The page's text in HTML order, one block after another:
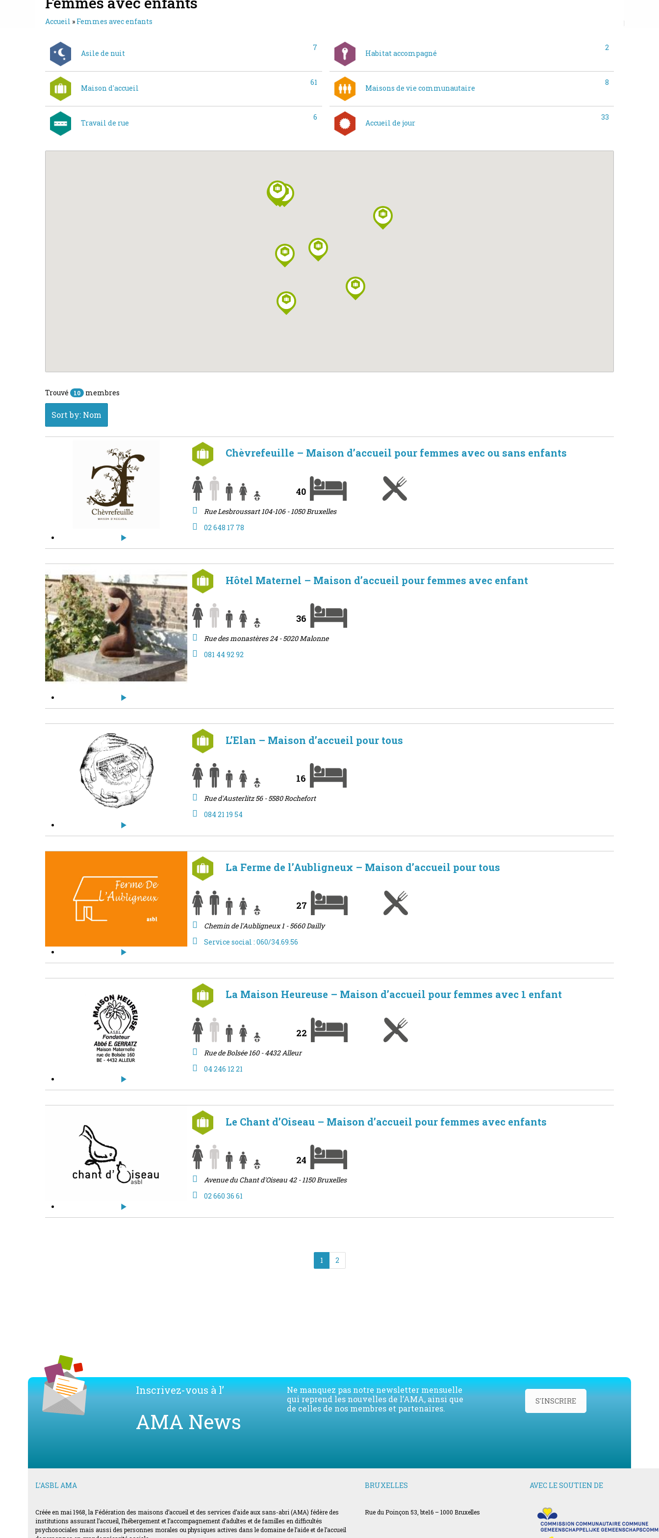
Accueil » Femmes avec enfants
Asile de nuit
7
Habitat accompagné
2
Maison d'accueil
61
Maisons de vie communautaire
8
Travail de rue
6
Accueil de jour
33
Trouvé 10 membres
Sort by: Nom
Chèvrefeuille – Maison d’accueil pour femmes avec ou sans enfants
40
Rue Lesbroussart 104-106 - 1050 Bruxelles
02 648 17 78
Hôtel Maternel – Maison d’accueil pour femmes avec enfant
36
Rue des monastères 24 - 5020 Malonne
081 44 92 92
L’Elan – Maison d’accueil pour tous
16
Rue d'Austerlitz 56 - 5580 Rochefort
084 21 19 54
La Ferme de l’Aubligneux – Maison d’accueil pour tous
27
Chemin de l'Aubligneux 1 - 5660 Dailly
Service social : 060/34.69.56
La Maison Heureuse – Maison d’accueil pour femmes avec 1 enfant
22
Rue de Bolsée 160 - 4432 Alleur
04 246 12 21
Le Chant d’Oiseau – Maison d’accueil pour femmes avec enfants
24
Avenue du Chant d'Oiseau 42 - 1150 Bruxelles
02 660 36 61
1 2
Inscrivez-vous à l’
AMA News
Ne manquez pas notre newsletter mensuelle
qui reprend les nouvelles de l’AMA, ainsi que
de celles de nos membres et partenaires.
S'INSCRIRE
L’ASBL AMA
Créée en mai 1968, la Fédération des maisons d’accueil et des services d’aide aux sans-abri (AMA) fédère des
institutions assurant l’accueil, l’hébergement et l’accompagnement d’adultes et de familles en difficultés
psychosociales mais aussi des personnes morales ou physiques actives dans le domaine de l’aide et de l’accueil
BRUXELLES
Rue du Poinçon 53, bte16 – 1000 Bruxelles
AVEC LE SOUTIEN DE